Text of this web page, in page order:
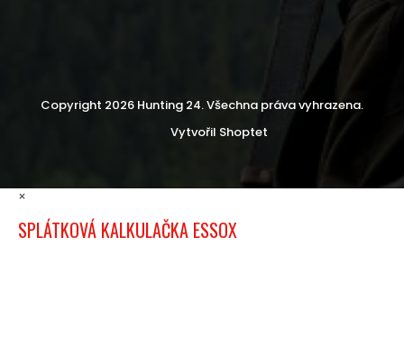
Vytvořil Shoptet
Copyright 2026 Hunting 24. Všechna práva vyhrazena.
×
SPLÁTKOVÁ KALKULAČKA ESSOX